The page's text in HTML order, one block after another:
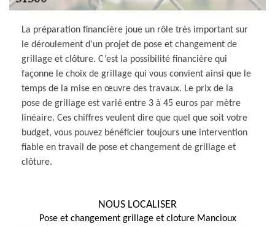
La préparation financière joue un rôle très important sur
le déroulement d’un projet de pose et changement de
grillage et clôture. C’est la possibilité financière qui
façonne le choix de grillage qui vous convient ainsi que le
temps de la mise en œuvre des travaux. Le prix de la
pose de grillage est varié entre 3 à 45 euros par mètre
linéaire. Ces chiffres veulent dire que quel que soit votre
budget, vous pouvez bénéficier toujours une intervention
fiable en travail de pose et changement de grillage et
clôture.
NOUS LOCALISER
Pose et changement grillage et cloture Mancioux